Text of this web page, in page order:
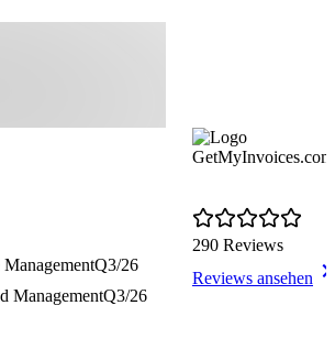
Q3/26
ManagementQ3/26
GetMyInvoices.com
290 Reviews
Reviews ansehen